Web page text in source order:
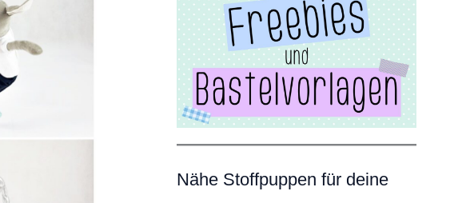
Nähe Stoffpuppen für deine